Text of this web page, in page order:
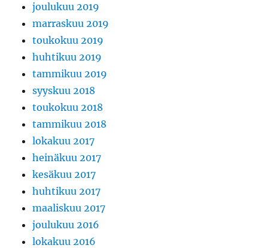
joulukuu 2019
marraskuu 2019
toukokuu 2019
huhtikuu 2019
tammikuu 2019
syyskuu 2018
toukokuu 2018
tammikuu 2018
lokakuu 2017
heinäkuu 2017
kesäkuu 2017
huhtikuu 2017
maaliskuu 2017
joulukuu 2016
lokakuu 2016